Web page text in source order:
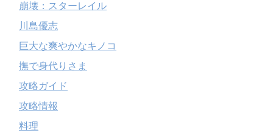
崩壊：スターレイル
川島優志
巨大な爽やかなキノコ
撫で身代りさま
攻略ガイド
攻略情報
料理